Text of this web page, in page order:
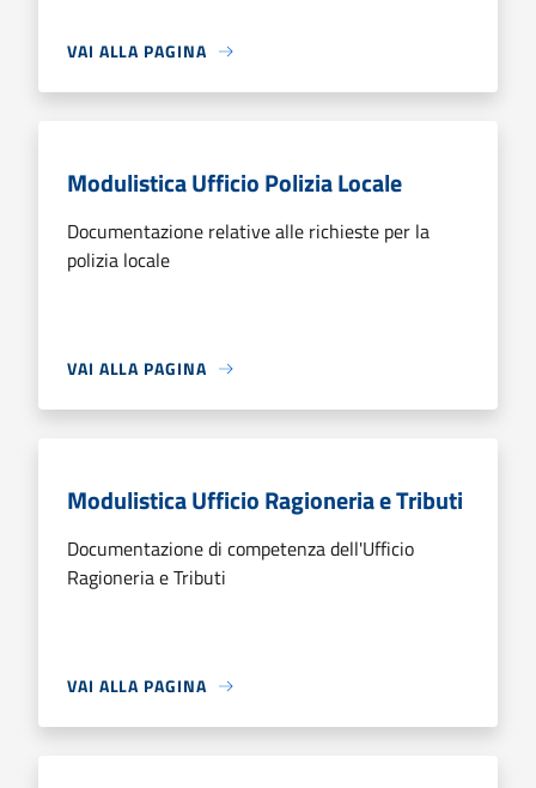
VAI ALLA PAGINA
Modulistica Ufficio Polizia Locale
Documentazione relative alle richieste per la
polizia locale
VAI ALLA PAGINA
Modulistica Ufficio Ragioneria e Tributi
Documentazione di competenza dell'Ufficio
Ragioneria e Tributi
VAI ALLA PAGINA